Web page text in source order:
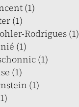
(1)
(1)
Rodrigues (1)
(1)
(1)
(1)
(1)